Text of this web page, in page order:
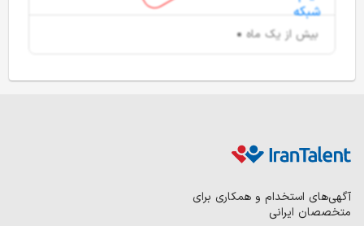
بیش از یک ماه
آگهی‌های استخدام و همکاری برای
متخصصان ایرانی